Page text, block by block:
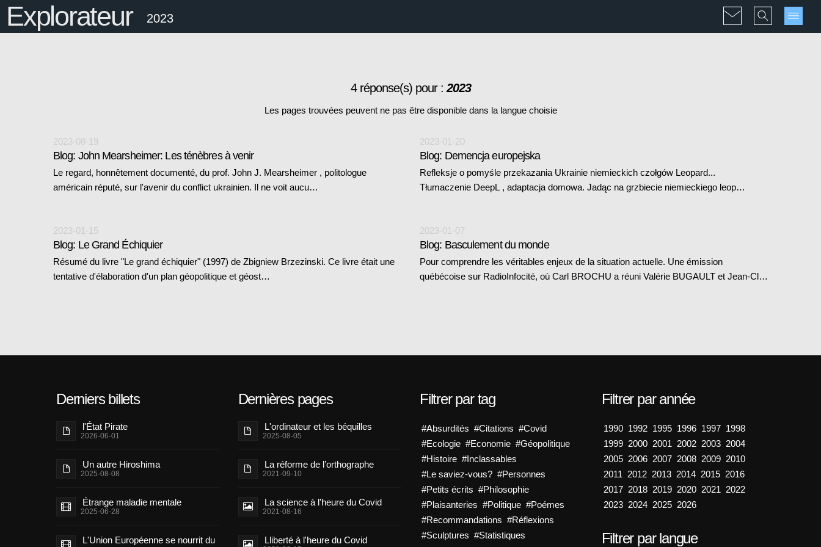
Explorateur 2023
4 réponse(s) pour : 2023
Les pages trouvées peuvent ne pas être disponible dans la langue choisie
2023-08-19
Blog: John Mearsheimer: Les ténèbres à venir
Le regard, honnêtement documenté, du prof. John J. Mearsheimer , politologue
américain réputé, sur l'avenir du conflict ukrainien. Il ne voit aucu…
2023-01-20
Blog: Demencja europejska
Refleksje o pomyśle przekazania Ukrainie niemieckich czołgów Leopard...
Tłumaczenie DeepL , adaptacja domowa. Jadąc na grzbiecie niemieckiego leop…
2023-01-15
Blog: Le Grand Échiquier
Résumé du livre "Le grand échiquier" (1997) de Zbigniew Brzezinski. Ce livre était une
tentative d'élaboration d'un plan géopolitique et géost…
2023-01-07
Blog: Basculement du monde
Pour comprendre les véritables enjeux de la situation actuelle. Une émission
québécoise sur RadioInfocité, où Carl BROCHU a réuni Valérie BUGAULT et Jean-Cl…
Derniers billets
l'État Pirate
2026-06-01
Un autre Hiroshima
2025-08-08
Étrange maladie mentale
2025-06-28
L'Union Européenne se nourrit du
Dernières pages
L'ordinateur et les béquilles
2025-08-05
La réforme de l’orthographe
2021-09-10
La science à l'heure du Covid
2021-08-16
Lliberté à l'heure du Covid
Filtrer par tag
#Absurdités #Citations #Covid
#Ecologie #Economie #Géopolitique
#Histoire #Inclassables
#Le saviez-vous? #Personnes
#Petits écrits #Philosophie
#Plaisanteries #Politique #Poémes
#Recommandations #Réflexions
#Sculptures #Statistiques
Filtrer par année
1990 1992 1995 1996 1997 1998
1999 2000 2001 2002 2003 2004
2005 2006 2007 2008 2009 2010
2011 2012 2013 2014 2015 2016
2017 2018 2019 2020 2021 2022
2023 2024 2025 2026
Filtrer par langue